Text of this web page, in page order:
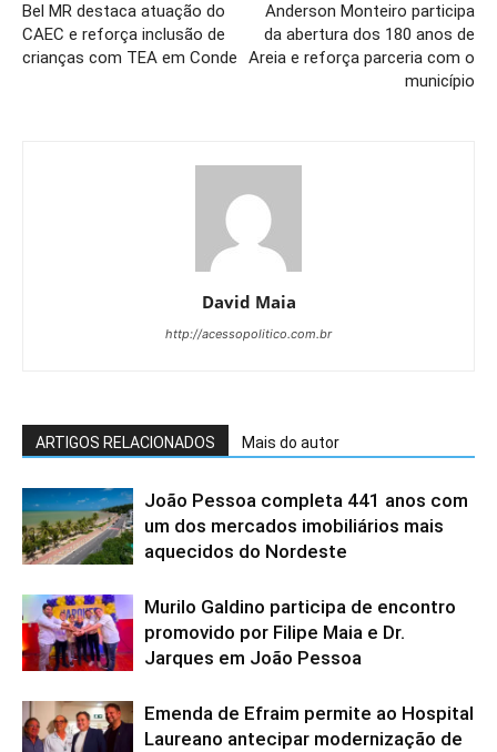
Bel MR destaca atuação do
CAEC e reforça inclusão de
crianças com TEA em Conde
Anderson Monteiro participa
da abertura dos 180 anos de
Areia e reforça parceria com o
município
David Maia
http://acessopolitico.com.br
ARTIGOS RELACIONADOS Mais do autor
João Pessoa completa 441 anos com
um dos mercados imobiliários mais
aquecidos do Nordeste
Murilo Galdino participa de encontro
promovido por Filipe Maia e Dr.
Jarques em João Pessoa
Emenda de Efraim permite ao Hospital
Laureano antecipar modernização de